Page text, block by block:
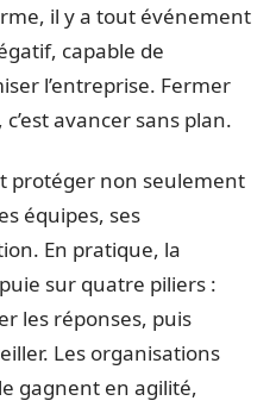
il y a tout événement
capable de
l’entreprise. Fermer
avancer sans plan.
protéger non seulement
équipes, ses
En pratique, la
sur quatre piliers :
les réponses, puis
Les organisations
gagnent en agilité,